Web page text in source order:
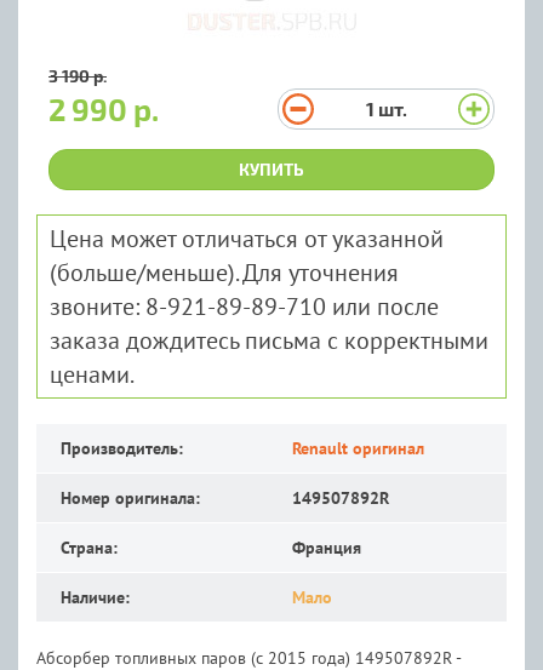
3 190 р.
2 990 р. 1 шт.
КУПИТЬ
Цена может отличаться от указанной
(больше/меньше). Для уточнения
звоните: 8-921-89-89-710 или после
заказа дождитесь письма с корректными
ценами.
Производитель: Renault оригинал
Номер оригинала: 149507892R
Страна: Франция
Наличие: Мало
Абсорбер топливных паров (с 2015 года) 149507892R -